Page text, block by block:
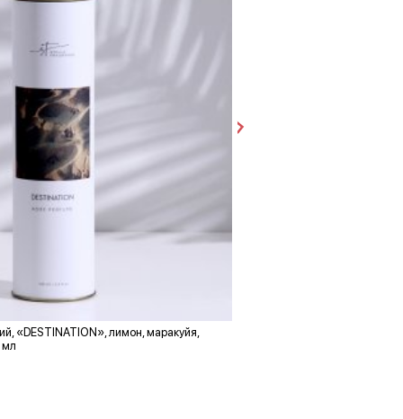
«DESTINATION», лимон, маракуйя,
мл